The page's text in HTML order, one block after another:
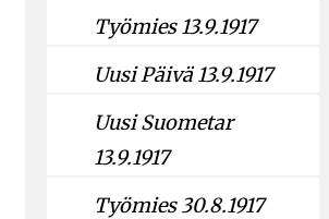
Työmies 13.9.1917
Uusi Päivä 13.9.1917
Uusi Suometar
13.9.1917
Työmies 30.8.1917